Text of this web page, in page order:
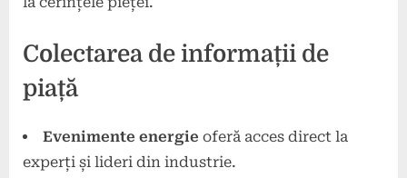
Colectarea de informații de
piață
Evenimente energie oferă acces direct la
experți și lideri din industrie.